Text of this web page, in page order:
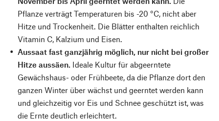
Pflanze verträgt Temperaturen bis -20 °C, nicht aber
Hitze und Trockenheit. Die Blätter enthalten reichlich
Vitamin C, Kalzium und Eisen.
Aussaat fast ganzjährig möglich, nur nicht bei großer
Hitze aussäen. Ideale Kultur für abgeerntete
Gewächshaus- oder Frühbeete, da die Pflanze dort den
ganzen Winter über wächst und geerntet werden kann
und gleichzeitig vor Eis und Schnee geschützt ist, was
die Ernte deutlich erleichtert.